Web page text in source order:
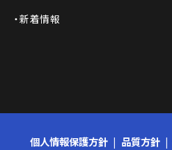
新着情報
個人情報保護方針 品質方針